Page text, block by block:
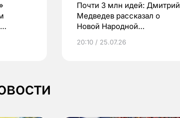
Почти 3 млн идей: Дмитрий
Медведев рассказал о
Новой Народной
20:10 / 25.07.26